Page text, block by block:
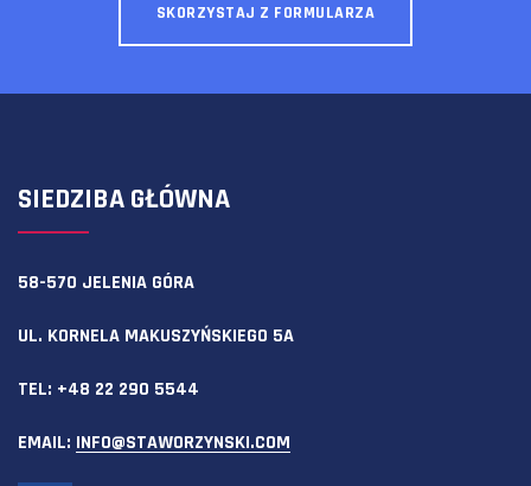
SKORZYSTAJ Z FORMULARZA
SIEDZIBA GŁÓWNA
58-570 JELENIA GÓRA
UL. KORNELA MAKUSZYŃSKIEGO 5A
TEL: +48 22 290 5544
EMAIL: INFO@STAWORZYNSKI.COM